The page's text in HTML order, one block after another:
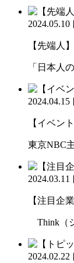
2024.05.10
【先端人
「日本人
2024.04.15
【イベン
東京NBC
2024.03.11
【注目企業
Think（
2024.02.22